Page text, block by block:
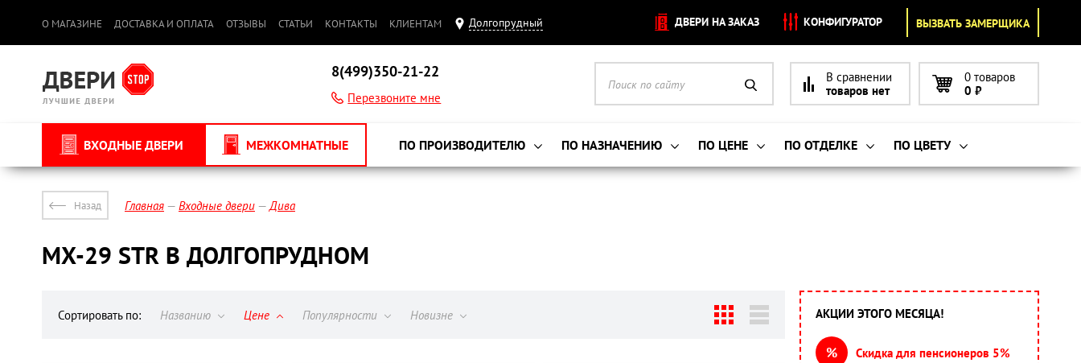
О МАГАЗИНЕ ДОСТАВКА И ОПЛАТА ОТЗЫВЫ СТАТЬИ КОНТАКТЫ КЛИЕНТАМ Долгопрудный ДВЕРИ НА ЗАКАЗ КОНФИГУРАТОР ВЫЗВАТЬ ЗАМЕРЩИКА
8(499)350-21-22
Перезвоните мне
В сравнении
товаров нет
0 товаров
0 ₽
ВХОДНЫЕ ДВЕРИ ПО ПРОИЗВОДИТЕЛЮ ПО НАЗНАЧЕНИЮ ПО ЦЕНЕ ПО ОТДЕЛКЕ ПО ЦВЕТУ
МЕЖКОМНАТНЫЕ
Назад Главная Входные двери Дива
МХ-29 STR В ДОЛГОПРУДНОМ
Сортировать по: Названию Цене Популярности Новизне АКЦИИ ЭТОГО МЕСЯЦА!
%
Скидка для пенсионеров 5%